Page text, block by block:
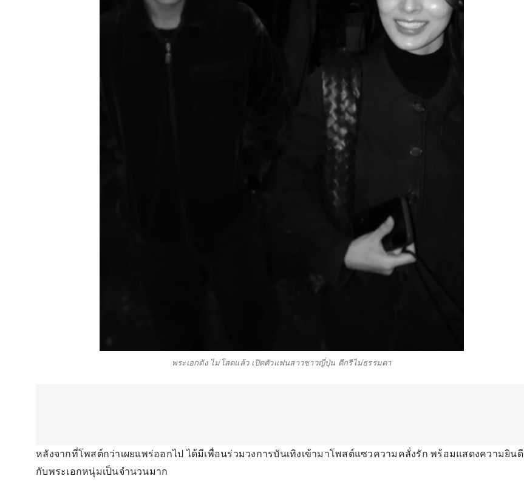
พระเอกดัง ไม่โสดแล้ว เปิดตัวแฟนสาวชาวญี่ปุ่น ดีกรีไม่ธรรมดา
หลังจากที่โพสต์กว่าเผยแพร่ออกไป ได้มีเพื่อนร่วมวงการบันเทิงเข้ามาโพสต์แซวความคลั่งรัก พร้อมแสดงความยินดี
กับพระเอกหนุ่มเป็นจำนวนมาก